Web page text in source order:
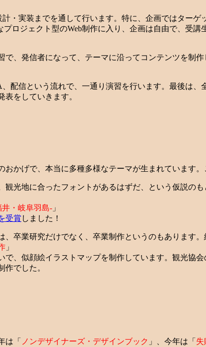
・実装までを通して行います。特に、企画ではター
ロジェクト型のWeb制作に入り、企画は自由で、受
、発信者になって、テーマに沿ってコンテンツを制
配信という流れで、一通り演習を行います。最後は
をしていきます。
かげで、本当に多種多様なテーマが生まれています。
光地に合ったフォントがあるはずだ、という仮説の
・岐阜羽島- 」
受賞 しました！
卒業研究だけでなく、卒業制作というのもあります。
」
、似顔絵イラストマップを制作しています。観光協
でした。
は「 ノンデザイナーズ・デザインブック 」、今年は「 失